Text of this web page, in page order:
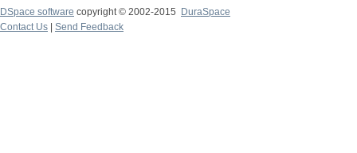
DSpace software copyright © 2002-2015
DuraSpace
Contact Us
Send Feedback